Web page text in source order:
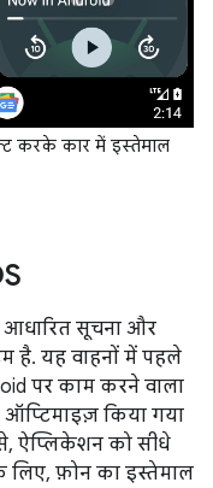
करके कार में इस्तेमाल
आधारित सूचना और
है. यह वाहनों में पहले
पर काम करने वाला
ऑप्टिमाइज़ किया गया
ऐप्लिकेशन को सीधे
लिए, फ़ोन का इस्तेमाल